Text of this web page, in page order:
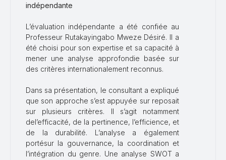
indépendante
L’évaluation indépendante a été confiée au
Professeur Rutakayingabo Mweze Désiré. Il a
été choisi pour son expertise et sa capacité à
mener une analyse approfondie basée sur
des critères internationalement reconnus.
Dans sa présentation, le consultant a expliqué
que son approche s’est appuyée sur reposait
sur plusieurs critères. Il s’agit notamment
del’efficacité, de la pertinence, l’efficience, et
de la durabilité. L’analyse a également
portésur la gouvernance, la coordination et
l’intégration du genre. Une analyse SWOT a